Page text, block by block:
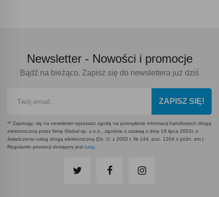
Newsletter - Nowości i promocje
Bądź na bieżąco. Zapisz się do newslettera już dziś
ZAPISZ SIĘ!
** Zapisując się na newsletter wyrażasz zgodę na przesyłanie informacji handlowych drogą
elektroniczną przez firmę Global sp. z o.o., zgodnie z ustawą z dnia 18 lipca 2002r. o
świadczeniu usług drogą elektroniczną (Dz. U. z 2002 r. Nr 144, poz. 1204 z późn. zm.)
Regulamin promocji dostępny jest tutaj.